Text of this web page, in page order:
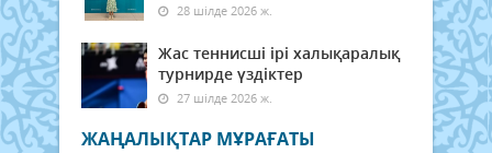
28 шілде 2026 ж.
Жас теннисші ірі халықаралық
турнирде үздіктер
27 шілде 2026 ж.
ЖАҢАЛЫҚТАР МҰРАҒАТЫ